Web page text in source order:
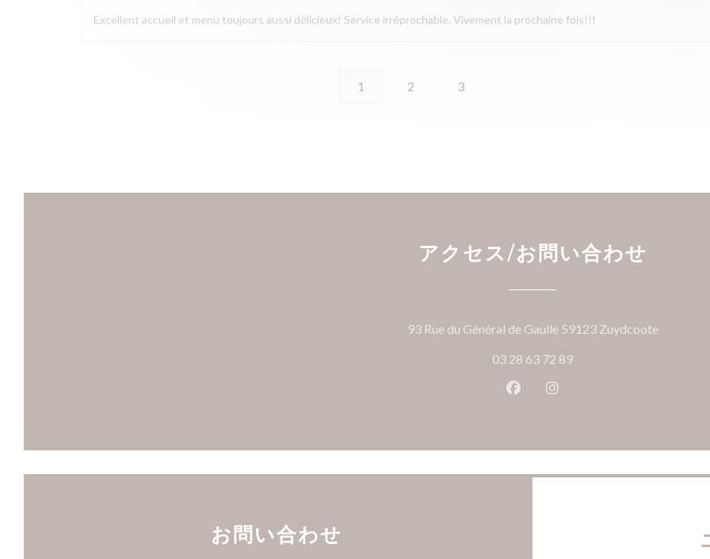
Excellent accueil et menu toujours aussi délicieux! Service irréprochable. Vivement la prochaine fois!!!
1 2 3
アクセス/お問い合わせ
93 Rue du Général de Gaulle 59123 Zuydcoote((新しい
03 28 63 72 89
Facebook ((新しいウィンドウ
Instagram ((新しいウィ
お問い合わせ